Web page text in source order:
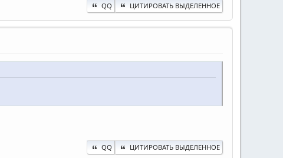
QQ ЦИТИРОВАТЬ ВЫДЕЛЕННОЕ
QQ ЦИТИРОВАТЬ ВЫДЕЛЕННОЕ